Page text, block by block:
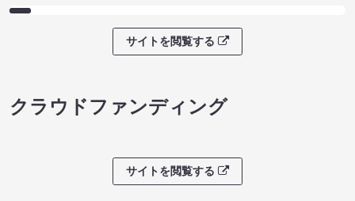
サイトを閲覧する
クラウドファンディング
サイトを閲覧する